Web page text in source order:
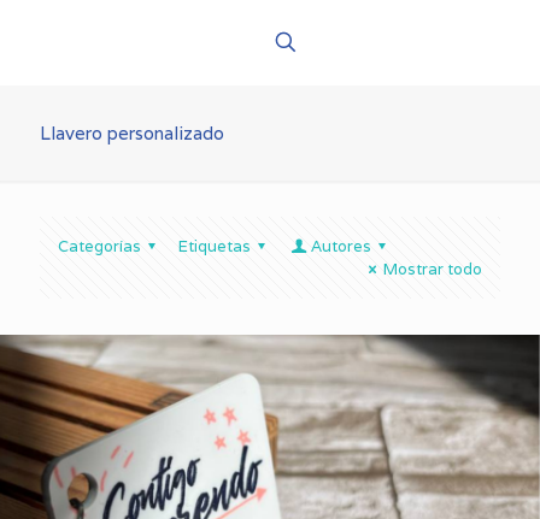
Llavero personalizado
Categorías Etiquetas
Autores
Mostrar todo